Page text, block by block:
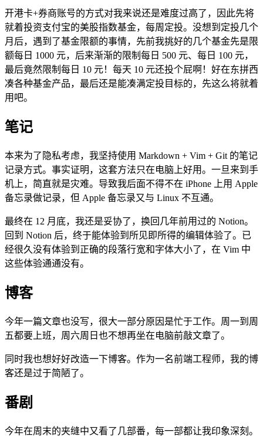
开港卡+券商账号的方式对我来说还是难度过高了，因此先将
就着投资支付宝的美股指数基金，每周定投。没想到定投几个
月后，遇到了基金限额的事情，先前我挑好的几个基金先是限
额每日 1000 元，后来渐渐的限制每日 500 元、每日 100 元，
最后竟然限制每日 10 元！每天 10 元还投个屁啊！好在东拼西
凑各种基金产品，最后还是能凑满定投目标的，先这么将就着
用吧。
笔记
本来为了隐私考虑，我坚持使用 Markdown + Vim + Git 的笔记
记录方式。事实证明，这套方法只在电脑上好用。一旦来到手
机上，简直就是灾难。导致我后面不得不在 iPhone 上用 Apple
备忘录做记录，但 Apple 备忘录又与 Linux 不互通。
最终在 12 月底，我还是妥协了，换回几年前用过的 Notion。
回到 Notion 后，终于能体验到所见即所得的编辑体验了。已
经很久没有体验到正确的段落行宽和字体大小了，在 Vim 中
这些体验通通没有。
博客
今年一篇文章也没写，很大一部分原因是忙于工作。周一到周
五都要上班，周六周日也不想再坐在电脑前敲文章了。
同时我也想好好改造一下博客。作为一名前端工程师，我的博
客还是过于简陋了。
番剧
今年在周末的夹缝中又看了几部番，每一部都让我印象深刻。